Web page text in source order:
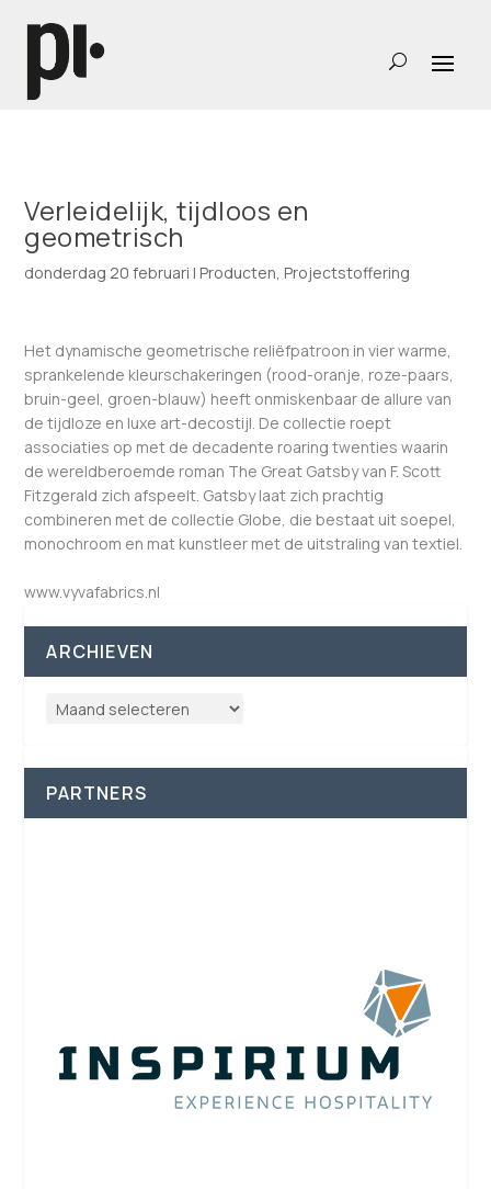
Verleidelijk, tijdloos en
geometrisch
donderdag 20 februari | Producten, Projectstoffering
Het dynamische geometrische reliëfpatroon in vier warme,
sprankelende kleurschakeringen (rood-oranje, roze-paars,
bruin-geel, groen-blauw) heeft onmiskenbaar de allure van
de tijdloze en luxe art-decostijl. De collectie roept
associaties op met de decadente roaring twenties waarin
de wereldberoemde roman The Great Gatsby van F. Scott
Fitzgerald zich afspeelt. Gatsby laat zich prachtig
combineren met de collectie Globe, die bestaat uit soepel,
monochroom en mat kunstleer met de uitstraling van textiel.
www.vyvafabrics.nl
ARCHIEVEN
PARTNERS